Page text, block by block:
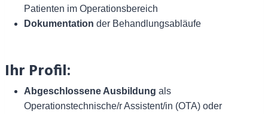
Patienten im Operationsbereich
Dokumentation der Behandlungsabläufe
Ihr Profil:
Abgeschlossene Ausbildung als
Operationstechnische/r Assistent/in (OTA) oder